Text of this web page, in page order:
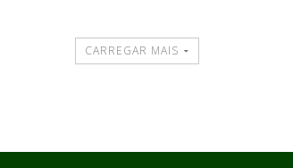
CARREGAR MAIS